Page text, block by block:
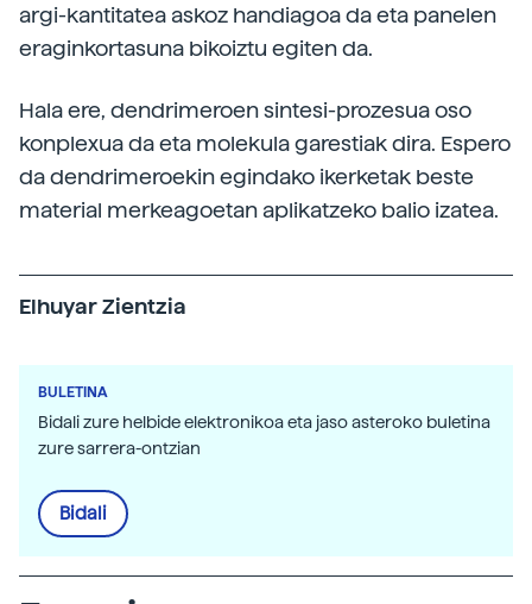
argi-kantitatea askoz handiagoa da eta panelen
eraginkortasuna bikoiztu egiten da.
Hala ere, dendrimeroen sintesi-prozesua oso
konplexua da eta molekula garestiak dira. Espero
da dendrimeroekin egindako ikerketak beste
material merkeagoetan aplikatzeko balio izatea.
Elhuyar Zientzia
BULETINA
Bidali zure helbide elektronikoa eta jaso asteroko buletina
zure sarrera-ontzian
Bidali